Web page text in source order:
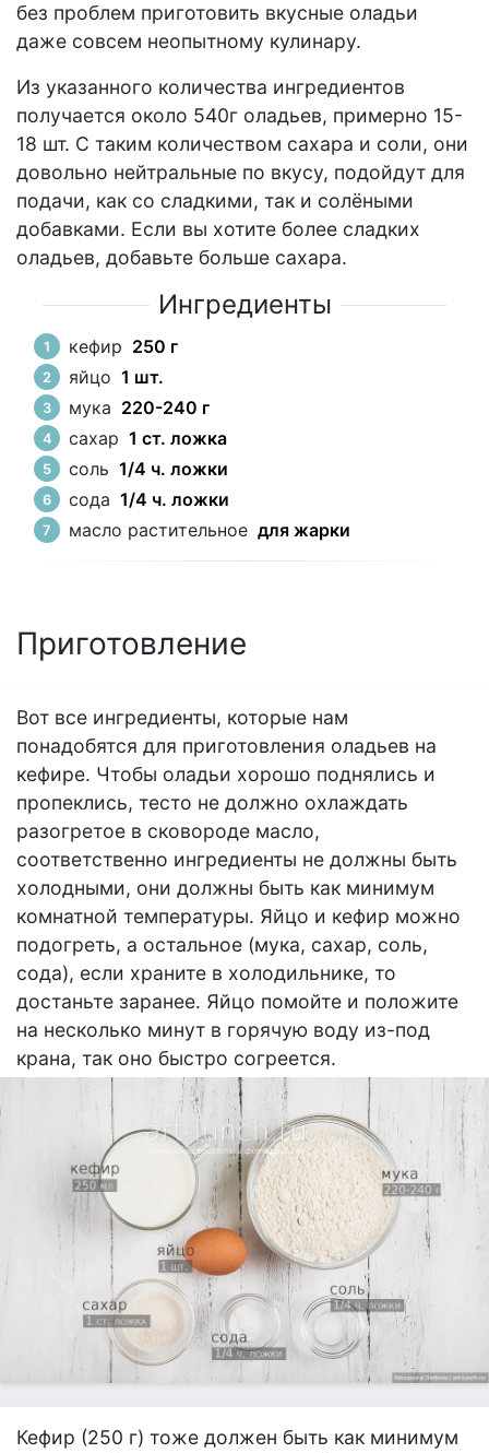
без проблем приготовить вкусные оладьи
даже совсем неопытному кулинару.
Из указанного количества ингредиентов
получается около 540г оладьев, примерно 15-
18 шт. С таким количеством сахара и соли, они
довольно нейтральные по вкусу, подойдут для
подачи, как со сладкими, так и солёными
добавками. Если вы хотите более сладких
оладьев, добавьте больше сахара.
Ингредиенты
кефир 250 г
яйцо 1 шт.
мука 220-240 г
сахар 1 ст. ложка
соль 1/4 ч. ложки
сода 1/4 ч. ложки
масло растительное для жарки
Приготовление
Вот все ингредиенты, которые нам
понадобятся для приготовления оладьев на
кефире. Чтобы оладьи хорошо поднялись и
пропеклись, тесто не должно охлаждать
разогретое в сковороде масло,
соответственно ингредиенты не должны быть
холодными, они должны быть как минимум
комнатной температуры. Яйцо и кефир можно
подогреть, а остальное (мука, сахар, соль,
сода), если храните в холодильнике, то
достаньте заранее. Яйцо помойте и положите
на несколько минут в горячую воду из-под
крана, так оно быстро согреется.
Кефир (250 г) тоже должен быть как минимум